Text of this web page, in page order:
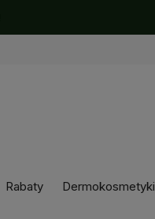
Rabaty Dermokosmetyki